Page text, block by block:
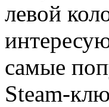
левой
самые
Steam-